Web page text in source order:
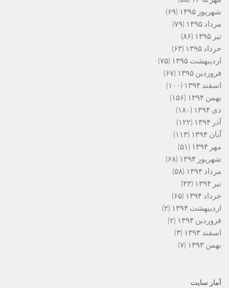
شهریور ۱۳۹۵
(۶۹)
مرداد ۱۳۹۵
(۷۹)
تیر ۱۳۹۵
(۸۶)
خرداد ۱۳۹۵
(۶۳)
اردیبهشت ۱۳۹۵
(۷۵)
فروردین ۱۳۹۵
(۶۷)
اسفند ۱۳۹۴
(۱۰۰)
بهمن ۱۳۹۴
(۱۵۶)
دی ۱۳۹۴
(۱۸۰)
آذر ۱۳۹۴
(۱۲۲)
آبان ۱۳۹۴
(۱۱۳)
مهر ۱۳۹۴
(۵۱)
شهریور ۱۳۹۴
(۶۸)
مرداد ۱۳۹۴
(۵۸)
تیر ۱۳۹۴
(۴۳)
خرداد ۱۳۹۴
(۶۵)
اردیبهشت ۱۳۹۴
(۲)
فروردین ۱۳۹۴
(۲)
اسفند ۱۳۹۳
(۳)
بهمن ۱۳۹۳
(۷)
آمار سایت